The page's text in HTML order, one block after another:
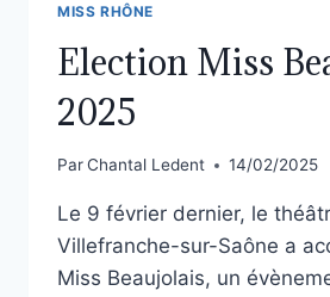
MISS RHÔNE
Election Miss
2025
ParChantal Ledent 14/02/2025
Le 9 février dernier, le
Villefranche-sur-Saône a
Miss Beaujolais, un